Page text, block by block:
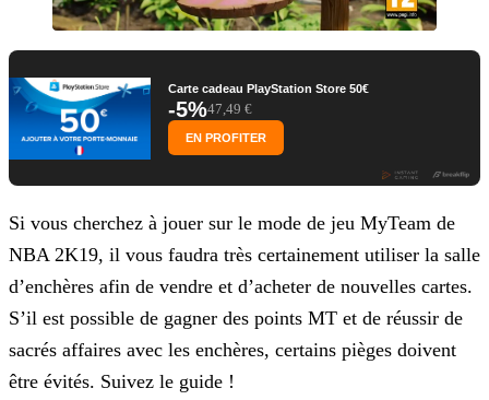
Carte cadeau PlayStation Store 50€
-5%47,49 €
EN PROFITER
Si vous cherchez à jouer sur le mode de jeu MyTeam de
NBA 2K19, il vous faudra très certainement utiliser la salle
d’enchères afin de vendre et d’acheter de nouvelles cartes.
S’il est possible de gagner des points MT et de réussir de
sacrés affaires avec les enchères, certains pièges doivent
être évités. Suivez le guide !